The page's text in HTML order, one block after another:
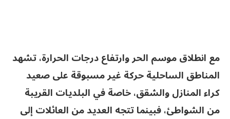
مع انطلاق موسم الحر وارتفاع درجات الحرارة، تشهد
المناطق الساحلية حركة غير مسبوقة على صعيد
كراء المنازل والشقق، خاصة في البلديات القريبة
من الشواطئ، فبينما تتجه العديد من العائلات إلى